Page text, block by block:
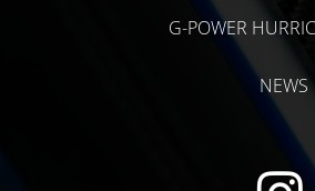
G-POWER
NEWS